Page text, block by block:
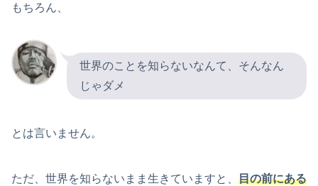
もちろん、
世界のことを知らないなんて、そんなん
じゃダメ
とは言いません。
ただ、世界を知らないまま生きていますと、 目の前にある